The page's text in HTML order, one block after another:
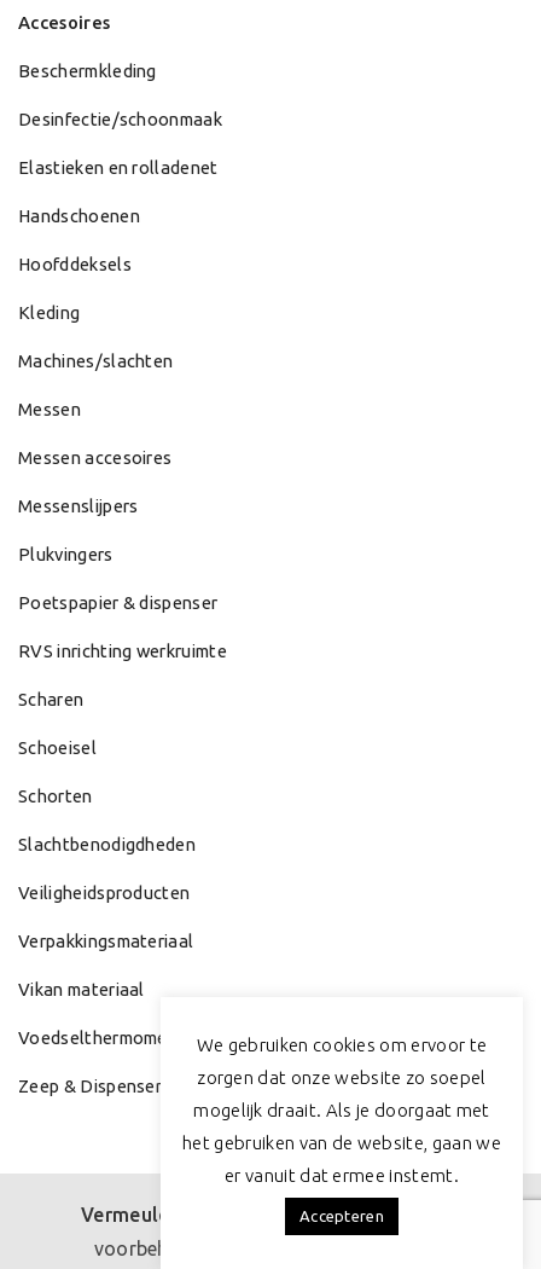
Accesoires
Beschermkleding
Desinfectie/schoonmaak
Elastieken en rolladenet
Handschoenen
Hoofddeksels
Kleding
Machines/slachten
Messen
Messen accesoires
Messenslijpers
Plukvingers
Poetspapier & dispenser
RVS inrichting werkruimte
Scharen
Schoeisel
Schorten
Slachtbenodigdheden
Veiligheidsproducten
Verpakkingsmateriaal
Vikan materiaal
Voedselthermometers/Weegschalen
Zeep & Dispenser
Vermeulen Poultry
© 2019 Alle rechten
voorbehouden |
We gebruiken cookies om ervoor te
zorgen dat onze website zo soepel
mogelijk draait. Als je doorgaat met
het gebruiken van de website, gaan we
er vanuit dat ermee instemt.
Accepteren